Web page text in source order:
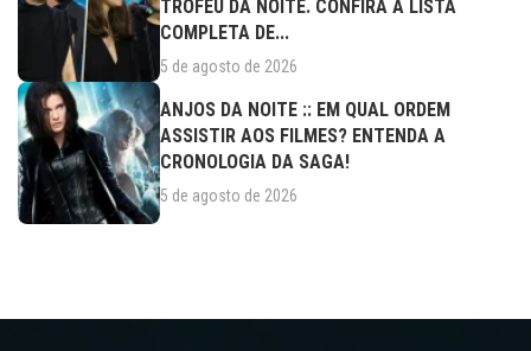
TROFÉU DA NOITE. CONFIRA A LISTA
COMPLETA DE...
5 de agosto de 2026
ANJOS DA NOITE :: EM QUAL ORDEM
ASSISTIR AOS FILMES? ENTENDA A
CRONOLOGIA DA SAGA!
5 de agosto de 2026